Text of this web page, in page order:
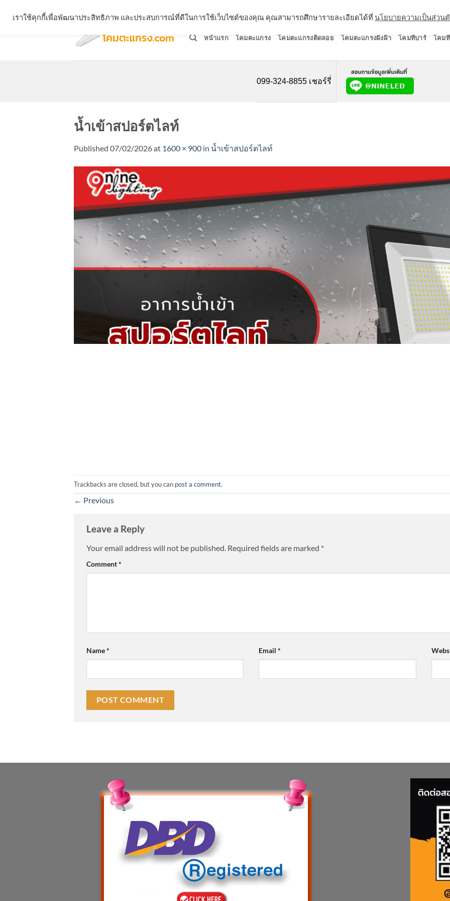
หน้าแรก โคมตะแกรง โคมตะแกรงติดลอย โคมตะแกรงฝังฝ้า โคมทีบาร์ โคม
099-324-8855 เชอร์รี่
น้ำเข้าสปอร์ตไลท์
Published 07/02/2026at 1600 × 900 in น้ำเข้าสปอร์ตไลท์
Trackbacks are closed, but you can post a comment.
← Previous
Leave a Reply
Your email address will not be published. Required fields are marked *
Comment*
Name* Email*
เราใช้คุกกี้เพื่อพัฒนาประสิทธิภาพ และประสบการณ์ที่ดีในการใช้เว็บไซต์ของคุณ คุณสามารถศึกษารายละเอียดได้ที่ นโยบายความเป็นส่วน